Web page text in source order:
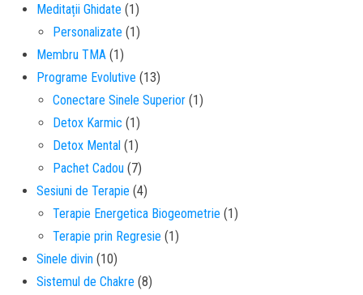
Meditații Ghidate (1)
Personalizate (1)
Membru TMA (1)
Programe Evolutive (13)
Conectare Sinele Superior (1)
Detox Karmic (1)
Detox Mental (1)
Pachet Cadou (7)
Sesiuni de Terapie (4)
Terapie Energetica Biogeometrie (1)
Terapie prin Regresie (1)
Sinele divin (10)
Sistemul de Chakre (8)